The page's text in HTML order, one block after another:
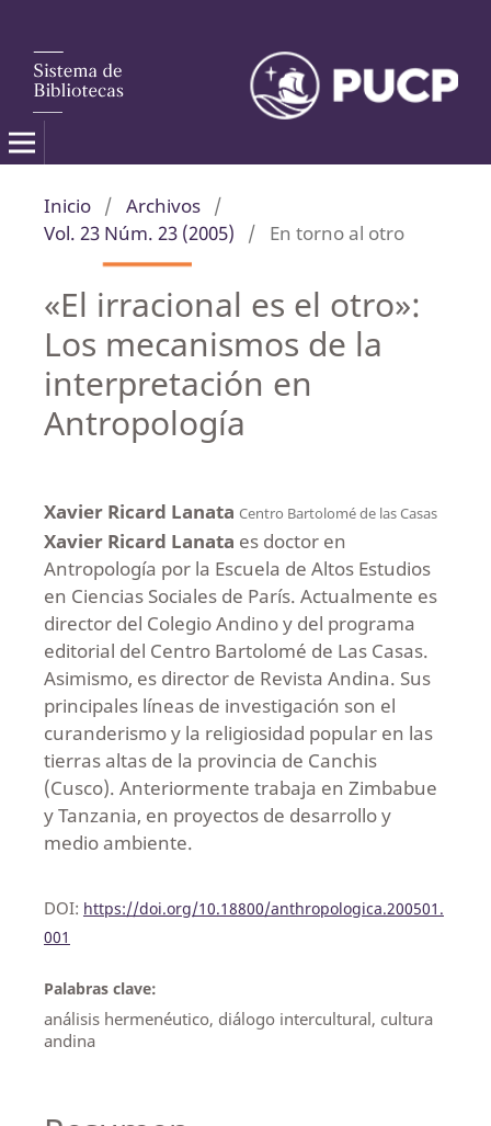
Inicio / Archivos /
Vol. 23 Núm. 23 (2005)
/ En torno al otro
«El irracional es el otro»:
Los mecanismos de la
interpretación en
Antropología
Xavier Ricard Lanata Centro Bartolomé de las Casas
Xavier Ricard Lanata es doctor en
Antropología por la Escuela de Altos Estudios
en Ciencias Sociales de París. Actualmente es
director del Colegio Andino y del programa
editorial del Centro Bartolomé de Las Casas.
Asimismo, es director de Revista Andina. Sus
principales líneas de investigación son el
curanderismo y la religiosidad popular en las
tierras altas de la provincia de Canchis
(Cusco). Anteriormente trabaja en Zimbabue
y Tanzania, en proyectos de desarrollo y
medio ambiente.
DOI: https://doi.org/10.18800/anthropologica.200501.
001
Palabras clave:
análisis hermenéutico, diálogo intercultural, cultura
andina